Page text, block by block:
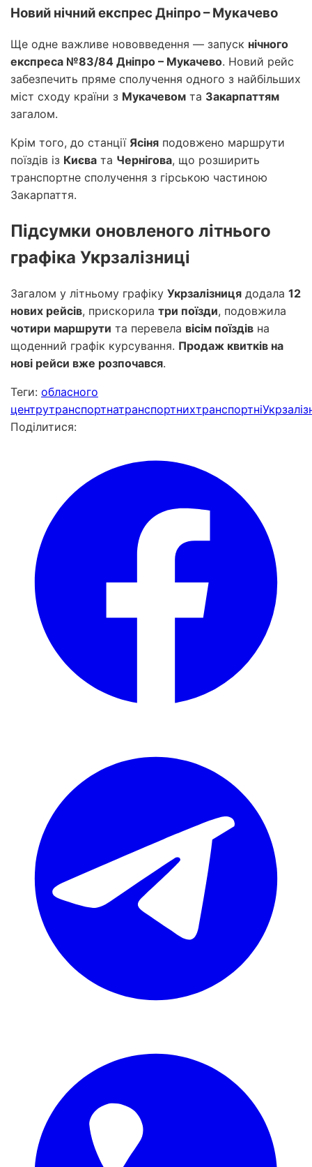
Новий нічний експрес Дніпро – Мукачево
Ще одне важливе нововведення — запуск нічного
експреса №83/84 Дніпро – Мукачево. Новий рейс
забезпечить пряме сполучення одного з найбільших
міст сходу країни з Мукачевом та Закарпаттям
загалом.
Крім того, до станції Ясіня подовжено маршрути
поїздів із Києва та Чернігова, що розширить
транспортне сполучення з гірською частиною
Закарпаття.
Підсумки оновленого літнього
графіка Укрзалізниці
Загалом у літньому графіку Укрзалізниця додала 12
нових рейсів, прискорила три поїзди, подовжила
чотири маршрути та перевела вісім поїздів на
щоденний графік курсування. Продаж квитків на
нові рейси вже розпочався.
Теги: обласного
центрутранспортнатранспортнихтранспортні
Поділитися: